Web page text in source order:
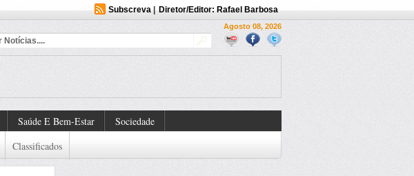
Subscreva| Diretor/Editor: Rafael Barbosa
Agosto 08, 2026
Saúde E Bem-Estar
Sociedade
Classificados